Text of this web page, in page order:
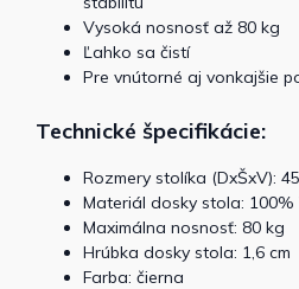
Vysoká nosnosť až 80 kg
Ľahko sa čistí
Pre vnútorné aj vonkajšie
Technické špecifikácie:
Rozmery stolíka (DxŠxV):
Materiál dosky stola: 100%
Maximálna nosnosť: 80 kg
Hrúbka dosky stola: 1,6 cm
Farba: čierna